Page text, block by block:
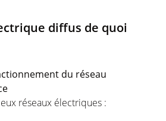
diffus de quoi
du réseau
réseaux électriques :